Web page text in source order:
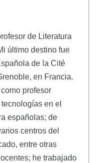
de Literatura
último destino fue
de la Cité
en Francia.
profesor
en el
españolas; de
centros del
entre otras
he trabajado